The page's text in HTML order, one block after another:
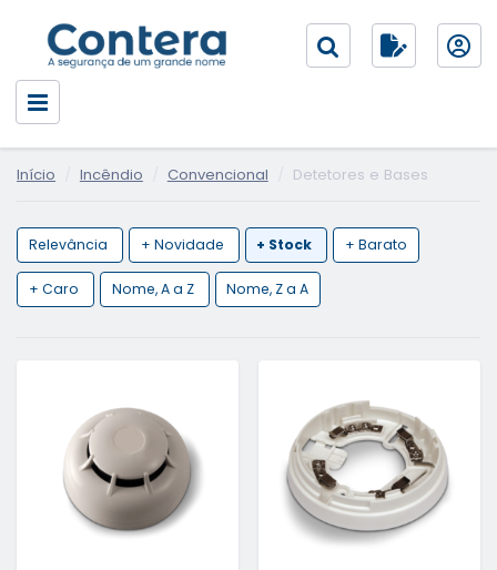
Início Incêndio Convencional Detetores e Bases
Relevância + Novidade + Stock + Barato
+ Caro Nome, A a Z Nome, Z a A